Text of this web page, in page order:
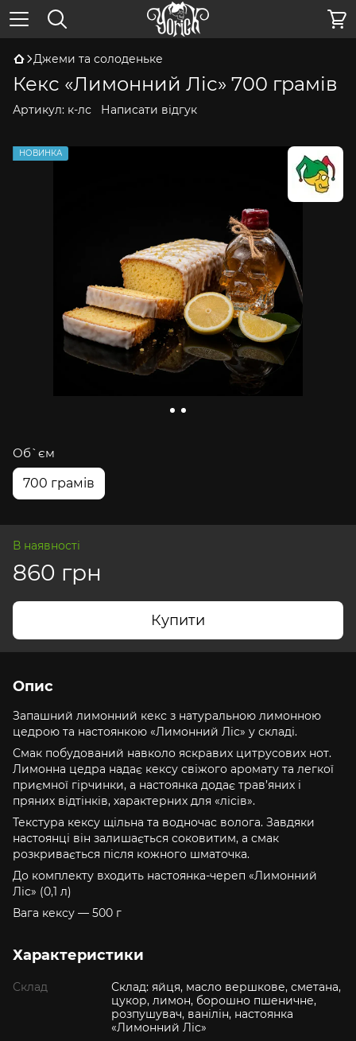
Джеми та солоденьке
Кекс «Лимонний Ліс» 700 грамів
Артикул: к-лс Написати відгук
НОВИНКА
Об`єм
700 грамів
В наявності
860 грн
Купити
Опис
Запашний лимонний кекс з натуральною лимонною
цедрою та настоянкою «Лимонний Ліс» у складі.
Смак побудований навколо яскравих цитрусових нот.
Лимонна цедра надає кексу свіжого аромату та легкої
приємної гірчинки, а настоянка додає трав’яних і
пряних відтінків, характерних для «лісів».
Текстура кексу щільна та водночас волога. Завдяки
настоянці він залишається соковитим, а смак
розкривається після кожного шматочка.
До комплекту входить настоянка-череп «Лимонний
Ліс» (0,1 л)
Вага кексу — 500 г
Характеристики
Склад
Склад: яйця, масло вершкове, сметана,
цукор, лимон, борошно пшеничне,
розпушувач, ванілін, настоянка
«Лимонний Ліс»